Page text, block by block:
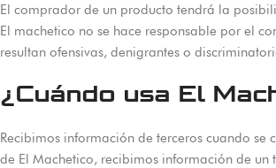
El comprador de un producto tendrá la
El machetico no se hace responsable por el
resultan ofensivas, denigrantes o
¿Cuándo usa El
Recibimos información de terceros cuando
de El Machetico, recibimos información de